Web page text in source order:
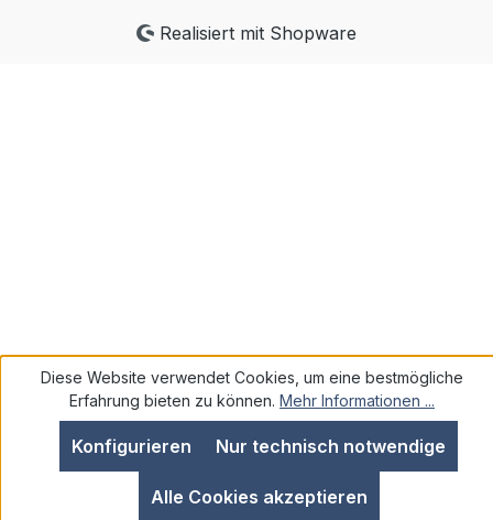
Realisiert mit Shopware
Diese Website verwendet Cookies, um eine bestmögliche
Erfahrung bieten zu können. Mehr Informationen ...
Nur technisch notwendige
Konfigurieren
Alle Cookies akzeptieren